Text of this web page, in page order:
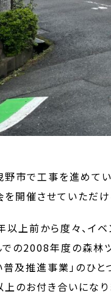
野市で工事を進めて
を開催させていただけ
以上前から度々、イ
での2008年度の森林
普及推進事業」のひ
のお付き合いになり